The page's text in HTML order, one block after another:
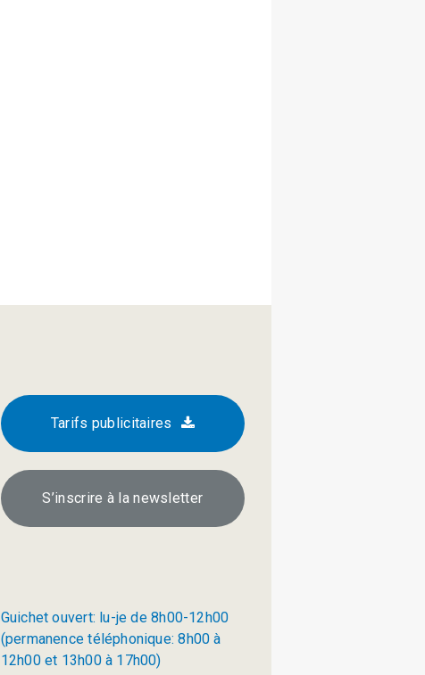
Tarifs publicitaires
S’inscrire à la newsletter
Guichet ouvert: lu-je de 8h00-12h00
(permanence téléphonique: 8h00 à
12h00 et 13h00 à 17h00)